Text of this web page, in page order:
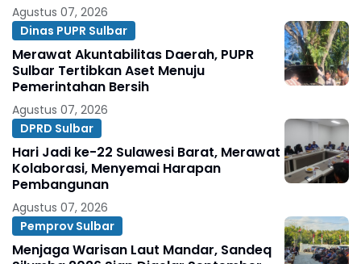
Agustus 07, 2026
Dinas PUPR Sulbar
Merawat Akuntabilitas Daerah, PUPR
Sulbar Tertibkan Aset Menuju
Pemerintahan Bersih
Agustus 07, 2026
DPRD Sulbar
Hari Jadi ke-22 Sulawesi Barat, Merawat
Kolaborasi, Menyemai Harapan
Pembangunan
Agustus 07, 2026
Pemprov Sulbar
Menjaga Warisan Laut Mandar, Sandeq